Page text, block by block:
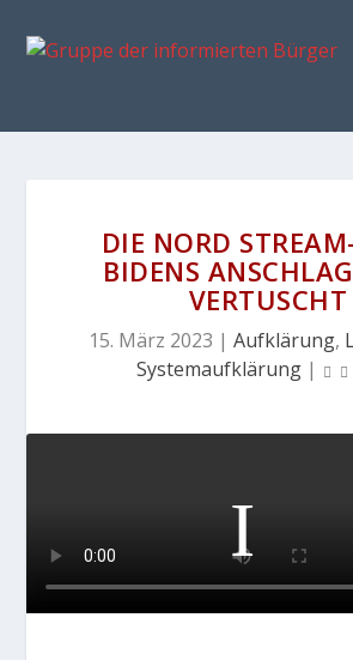
DIE NORD
BIDENS
VERTUSCHT
15. März 2023 | Aufklärung,
Systemaufklärung|